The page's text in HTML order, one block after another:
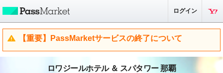
ログイン
【重要】PassMarketサービスの終了について
ロワジールホテル ＆ スパタワー 那覇